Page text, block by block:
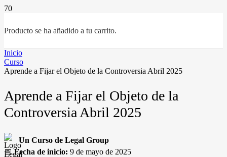
Producto se ha añadido a tu carrito.
Inicio
Curso
Aprende a Fijar el Objeto de la Controversia Abril 2025
Aprende a Fijar el Objeto de la
Controversia Abril 2025
Un Curso de Legal Group
📅Fecha de inicio: 9 de mayo de 2025